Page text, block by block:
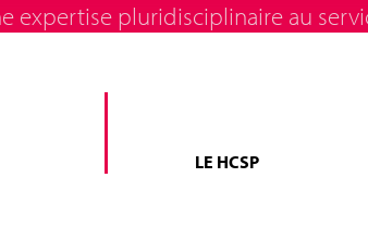
expertise pluridisciplinaire au
LE HCSP